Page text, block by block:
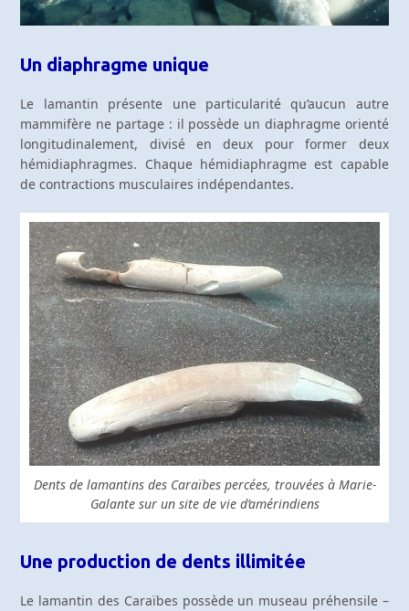
Un diaphragme unique
Le lamantin présente une particularité qu’aucun autre
mammifère ne partage : il possède un diaphragme orienté
longitudinalement, divisé en deux pour former deux
hémidiaphragmes. Chaque hémidiaphragme est capable
de contractions musculaires indépendantes.
Dents de lamantins des Caraïbes percées, trouvées à Marie-
Galante sur un site de vie d’amérindiens
Une production de dents illimitée
Le lamantin des Caraïbes possède un museau préhensile –